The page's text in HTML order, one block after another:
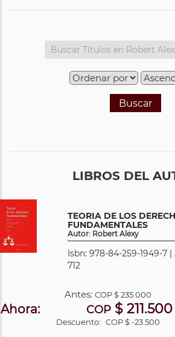
Buscar
LIBROS DEL
TEORIA DE LOS
FUNDAMENTALES
Autor: Robert Alexy
Isbn: 978-84-259-1949-7
712
Antes:COP$ 235.000
Ahora: COP$ 211.500
Descuento: COP $ -23.500